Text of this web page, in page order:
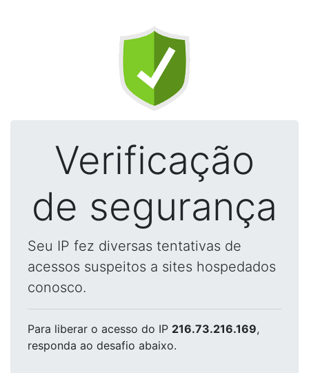
Verificação
de segurança
Seu IP fez diversas tentativas de
acessos suspeitos a sites hospedados
conosco.
Para liberar o acesso do IP 216.73.216.169,
responda ao desafio abaixo.